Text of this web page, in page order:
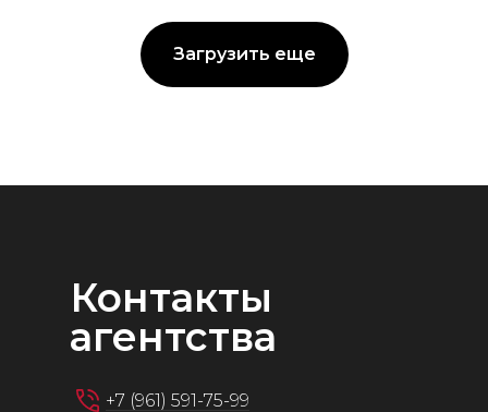
Загрузить еще
Контакты
агентства
+7 (961) 591-75-99